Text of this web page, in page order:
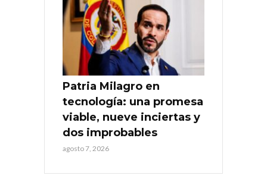
Patria Milagro en
tecnología: una promesa
viable, nueve inciertas y
dos improbables
agosto 7, 2026